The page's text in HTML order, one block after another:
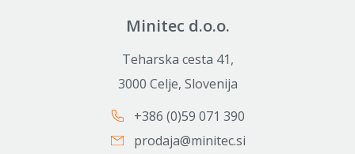
Minitec d.o.o.
Teharska cesta 41,
3000 Celje, Slovenija
+386 (0)59 071 390
prodaja@minitec.si